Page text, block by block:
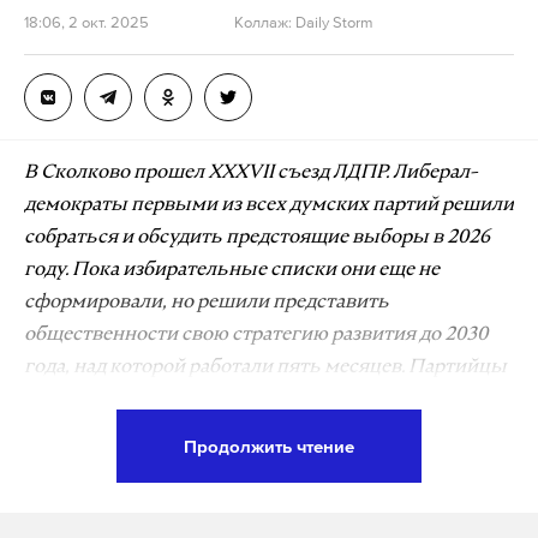
Подпишитесь на Daily Storm в
А еще мы есть вTelegram ,ДзениVK.
Макс Telegram
Дзен VK
18:06, 2 окт. 2025 Коллаж: Daily Storm
В Сколково прошел XXXVII съезд ЛДПР. Либерал-
демократы первыми из всех думских партий решили
собраться и обсудить предстоящие выборы в 2026
году. Пока избирательные списки они еще не
сформировали, но решили представить
общественности свою стратегию развития до 2030
года, над которой работали пять месяцев. Партийцы
Продолжить чтение